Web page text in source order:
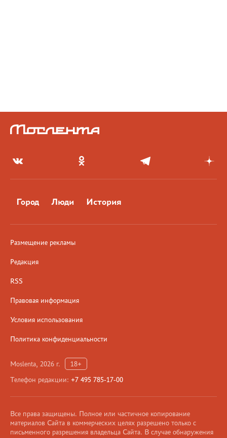
Город Люди История
Размещение рекламы
Редакция
RSS
Правовая информация
Условия использования
Политика конфиденциальности
Moslenta, 2026 г.
18+
Телефон редакции: +7 495 785-17-00
Все права защищены. Полное или частичное копирование
материалов Сайта в коммерческих целях разрешено только с
письменного разрешения владельца Сайта. В случае обнаружения